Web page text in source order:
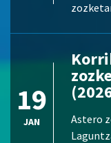
19
JAN
Astero